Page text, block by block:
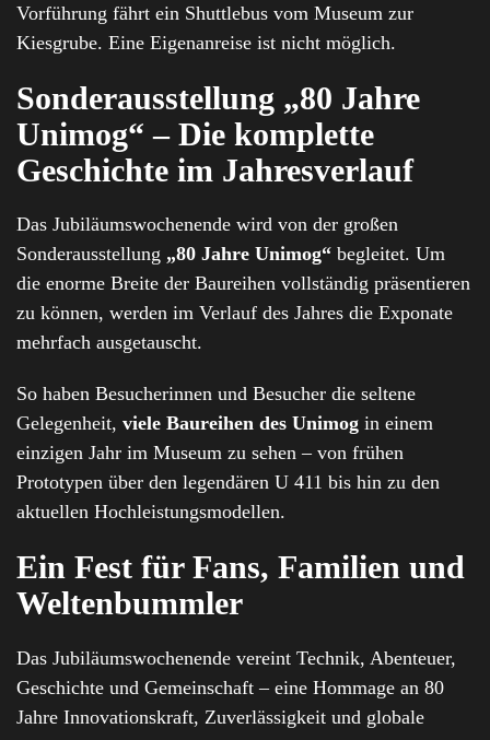
Vorführung fährt ein Shuttlebus vom Museum zur
Kiesgrube. Eine Eigenanreise ist nicht möglich.
Sonderausstellung „80 Jahre
Unimog“ – Die komplette
Geschichte im Jahresverlauf
Das Jubiläumswochenende wird von der großen
Sonderausstellung „80 Jahre Unimog“ begleitet. Um
die enorme Breite der Baureihen vollständig präsentieren
zu können, werden im Verlauf des Jahres die Exponate
mehrfach ausgetauscht.
So haben Besucherinnen und Besucher die seltene
Gelegenheit, viele Baureihen des Unimog in einem
einzigen Jahr im Museum zu sehen – von frühen
Prototypen über den legendären U 411 bis hin zu den
aktuellen Hochleistungsmodellen.
Ein Fest für Fans, Familien und
Weltenbummler
Das Jubiläumswochenende vereint Technik, Abenteuer,
Geschichte und Gemeinschaft – eine Hommage an 80
Jahre Innovationskraft, Zuverlässigkeit und globale